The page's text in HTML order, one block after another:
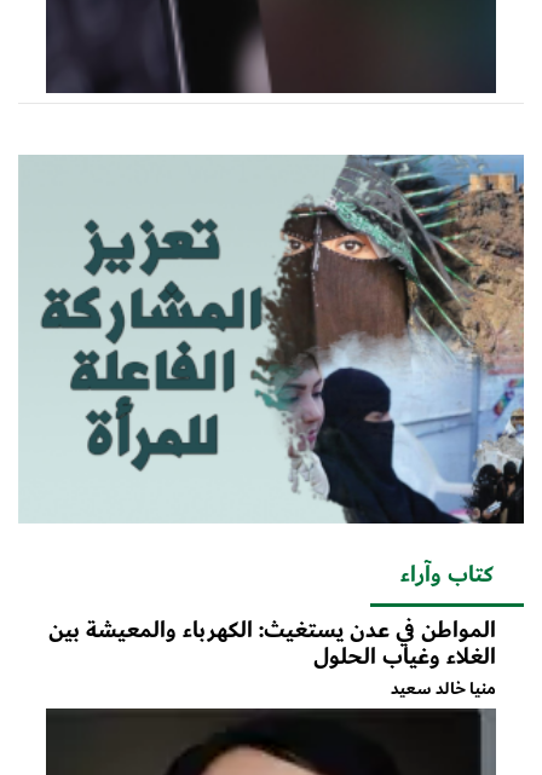
كتاب وآراء
المواطن في عدن يستغيث: الكهرباء والمعيشة بين
الغلاء وغياب الحلول
منيا خالد سعيد